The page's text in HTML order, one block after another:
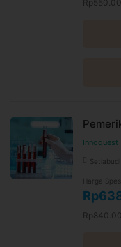
Innoquest
Setiabudi
Harga